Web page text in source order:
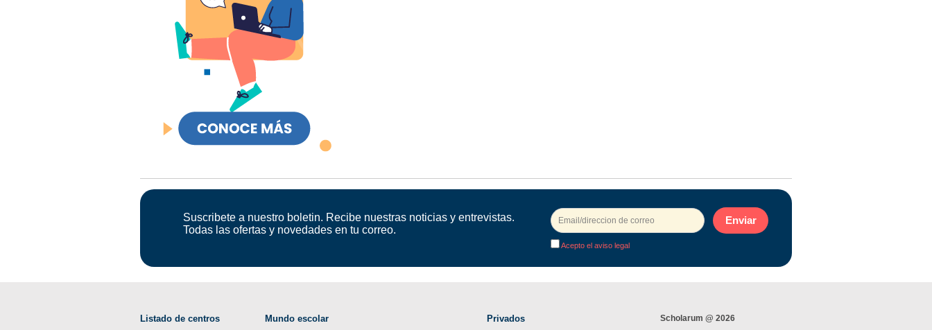
Suscribete a nuestro boletin. Recibe nuestras noticias y entrevistas.
Todas las ofertas y novedades en tu correo.
Enviar
Acepto el aviso legal
Listado de centros Mundo escolar Privados Scholarum @ 2026